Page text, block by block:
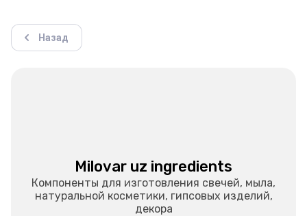
Назад
Milovar uz ingredients
Компоненты для изготовления свечей, мыла,
натуральной косметики, гипсовых изделий,
декора